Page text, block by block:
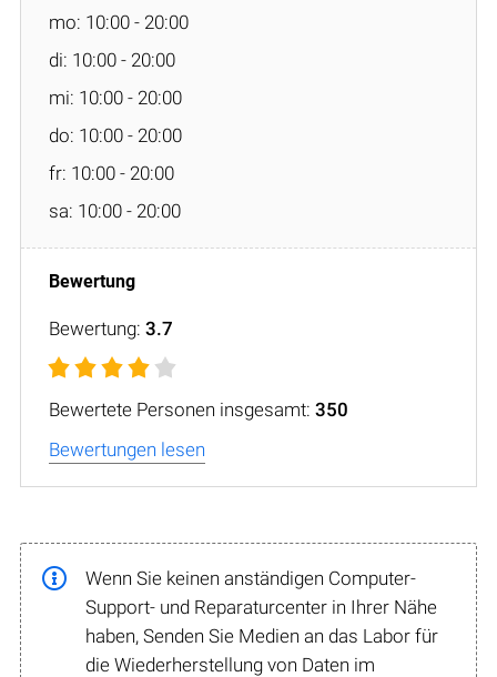
mo: 10:00 - 20:00
di: 10:00 - 20:00
mi: 10:00 - 20:00
do: 10:00 - 20:00
fr: 10:00 - 20:00
sa: 10:00 - 20:00
Bewertung: 3.7
Bewertete Personen insgesamt: 350
Bewertungen lesen
Wenn Sie keinen anständigen Computer-
Support- und Reparaturcenter in Ihrer Nähe
haben, Senden Sie Medien an das Labor für
die Wiederherstellung von Daten im